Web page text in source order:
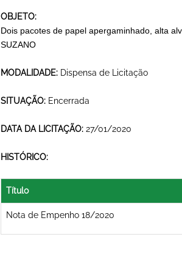
OBJETO:
Dois pacotes de papel apergaminhado, alta
SUZANO
MODALIDADE: Dispensa de Licitação
SITUAÇÃO: Encerrada
DATA DA LICITAÇÃO: 27/01/2020
HISTÓRICO:
Título
Nota de Empenho 18/2020